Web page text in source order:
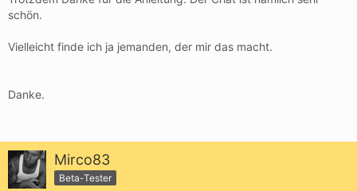
schön.
Vielleicht finde ich ja jemanden, der mir das macht.
Danke.
Mirco83
Beta-Tester